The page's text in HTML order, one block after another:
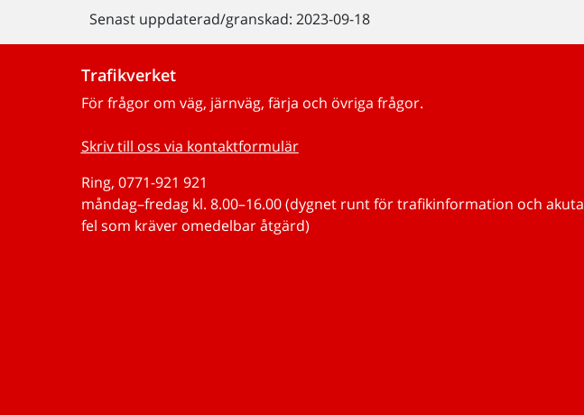
Senast uppdaterad/granskad: 2023-09-18
Trafikverket
För frågor om väg, järnväg, färja och övriga frågor.
Skriv till oss via kontaktformulär
Ring, 0771-921 921
måndag–fredag kl. 8.00–16.00 (dygnet runt för trafikinformation och akuta
fel som kräver omedelbar åtgärd)